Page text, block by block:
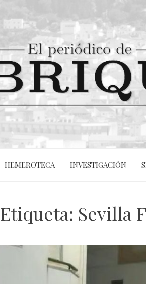
HEMEROTECA INVESTIGACIÓN
Etiqueta: Sevilla